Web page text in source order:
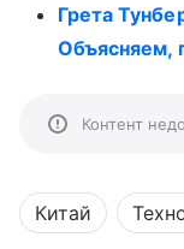
Грета
Объясняем,
Контент
Китай